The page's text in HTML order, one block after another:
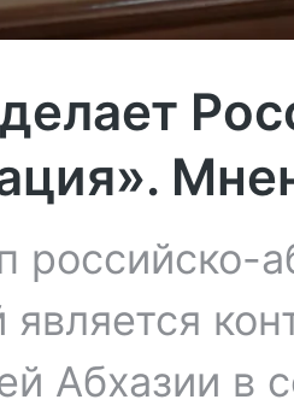
российско-
является
Абхазии в